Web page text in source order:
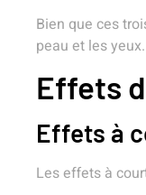
Bien que ces
peau et les
Effets
Effets à
Les effets à